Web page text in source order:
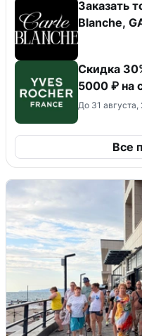
Заказать
Blanche,
Скидка
5000 ₽ на
До 31 августа,
Все